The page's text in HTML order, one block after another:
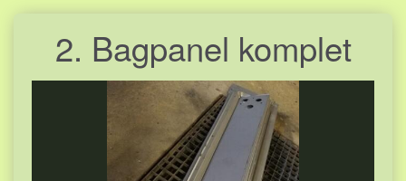
2. Bagpanel komplet